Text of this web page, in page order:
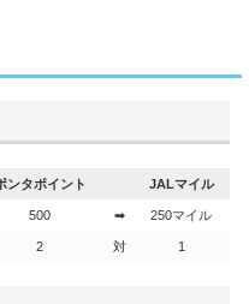
ンタポイント JALマイル
500 ➡ 250マイル
2 対 1